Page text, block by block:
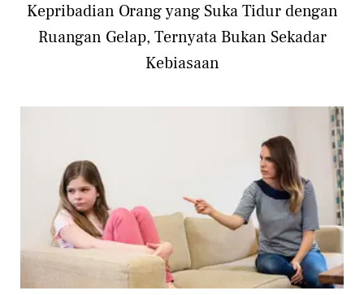
Kepribadian Orang yang Suka Tidur dengan
Ruangan Gelap, Ternyata Bukan Sekadar
Kebiasaan